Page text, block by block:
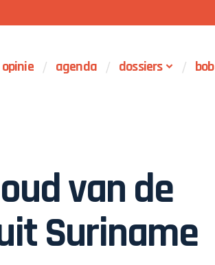
opinie agenda dossiers bob
van de
Suriname